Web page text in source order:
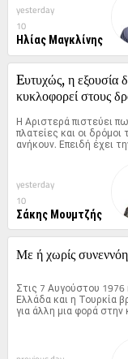
yesterday
10
Ηλίας Μαγκλίνης
Eυτυχώς, η εξουσία
κυκλοφορεί στους
Η Αριστερά πιστεύει
πλατείες και οι δρόμοι
ανήκουν. Επειδή έχει
yesterday
10
Σάκης Μουμτζής
Με ή χωρίς
Στις 7 Αυγούστου 1976
Ελλάδα και η Τουρκία
για άλλη μια φορά στην
του...